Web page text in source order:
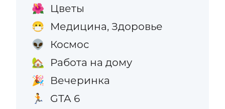
🌺 Цветы
😷 Медицина, Здоровье
👽 Космос
🏡 Работа на дому
🎉 Вечеринка
🏃 GTA 6